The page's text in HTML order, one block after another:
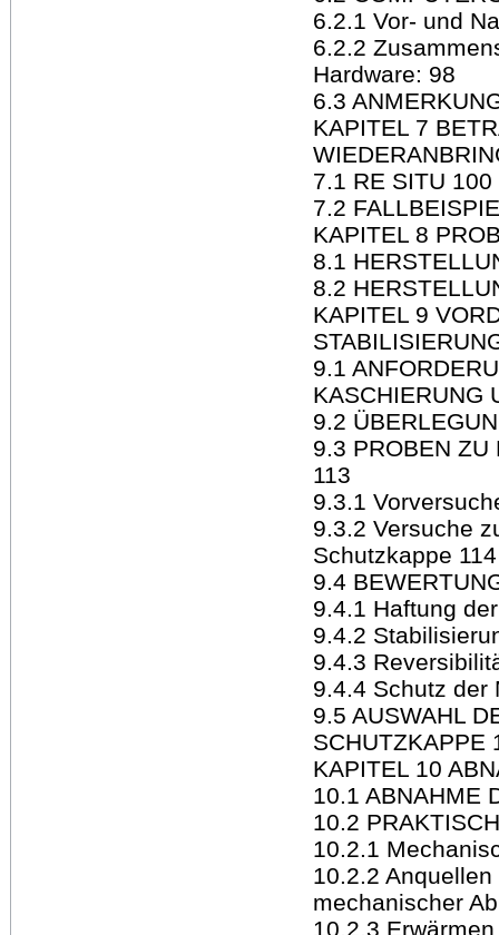
6.2.1 Vor- und
6.2.2
Hardware: 98
6.3
KAPITEL 7
7.1 RE SITU 100
7.2
KAPITEL 8
8.1
8.2
KAPITEL 9
9.1
KASCHIERUNG
9.2
9.3 PROBEN ZU
113
9.3.1
9.3.2 Versuche
Schutzkappe 114
9.4
9.4.1 Haftung
9.4.2
9.4.3
9.4.4 Schutz der
9.5 AUSWAHL
SCHUTZKAPPE
KAPITEL 10
10.1 ABNAHME
10.2
10.2.1
10.2.2
mechanischer
10.2.3